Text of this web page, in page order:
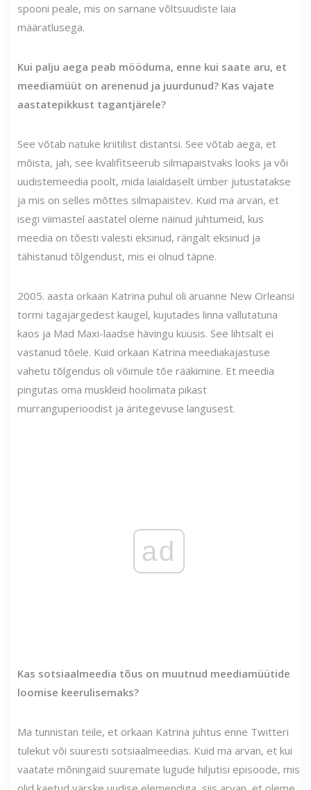
spooni peale, mis on sarnane võltsuudiste laia
määratlusega.
Kui palju aega peab mööduma, enne kui saate aru, et
meediamüüt on arenenud ja juurdunud? Kas vajate
aastatepikkust tagantjärele?
See võtab natuke kriitilist distantsi. See võtab aega, et
mõista, jah, see kvalifitseerub silmapaistvaks looks ja või
uudistemeedia poolt, mida laialdaselt ümber jutustatakse
ja mis on selles mõttes silmapaistev. Kuid ma arvan, et
isegi viimastel aastatel oleme näinud juhtumeid, kus
meedia on tõesti valesti eksinud, rängalt eksinud ja
tähistanud tõlgendust, mis ei olnud täpne.
2005. aasta orkaan Katrina puhul oli aruanne New Orleansi
tormi tagajärgedest kaugel, kujutades linna vallutatuna
kaos ja Mad Maxi-laadse hävingu küüsis. See lihtsalt ei
vastanud tõele. Kuid orkaan Katrina meediakajastuse
vahetu tõlgendus oli võimule tõe rääkimine. Et meedia
pingutas oma muskleid hoolimata pikast
murranguperioodist ja äritegevuse langusest.
ad
Kas sotsiaalmeedia tõus on muutnud meediamüütide
loomise keerulisemaks?
Ma tunnistan teile, et orkaan Katrina juhtus enne Twitteri
tulekut või suuresti sotsiaalmeedias. Kuid ma arvan, et kui
vaatate mõningaid suuremate lugude hiljutisi episoode, mis